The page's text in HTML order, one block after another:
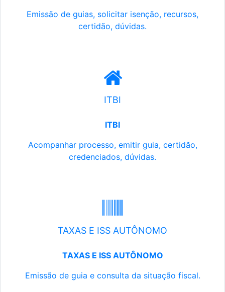
Emissão de guias, solicitar isenção, recursos,
certidão, dúvidas.
ITBI
ITBI
Acompanhar processo, emitir guia, certidão,
credenciados, dúvidas.
TAXAS E ISS AUTÔNOMO
TAXAS E ISS AUTÔNOMO
Emissão de guia e consulta da situação fiscal.